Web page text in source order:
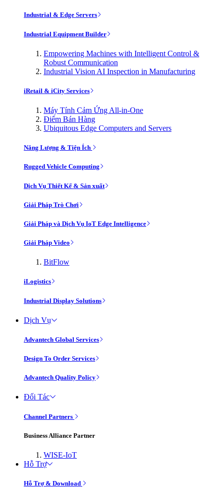
Industrial & Edge Servers
Industrial Equipment Builder
Empowering Machines with Intelligent Control &
Robust Communication
Industrial Vision AI Inspection in Manufacturing
iRetail & iCity Services
Máy Tính Cảm Ứng All-in-One
Điểm Bán Hàng
Ubiquitous Edge Computers and Servers
Năng Lượng & Tiện Ích
Rugged Vehicle Computing
Dịch Vụ Thiết Kế & Sản xuất
Giải Pháp Trò Chơi
Giải Pháp và Dịch Vụ IoT Edge Intelligence
Giải Pháp Video
BitFlow
iLogistics
Industrial Display Solutions
Dịch Vụ
Advantech Global Services
Design To Order Services
Advantech Quality Policy
Đối Tác
Channel Partners
Business Alliance Partner
WISE-IoT
Hỗ Trợ
Hỗ Trợ & Download